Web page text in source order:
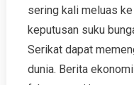
sering kali meluas
keputusan suku
Serikat dapat
dunia. Berita